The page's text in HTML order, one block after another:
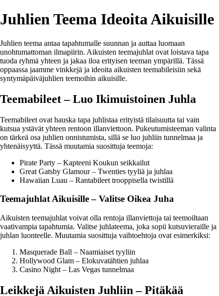
Juhlien Teema Ideoita Aikuisille
Juhlien teema antaa tapahtumalle suunnan ja auttaa luomaan
unohtumattoman ilmapiirin. Aikuisten teemajuhlat ovat loistava tapa
tuoda ryhmä yhteen ja jakaa iloa erityisen teeman ympärillä. Tässä
oppaassa jaamme vinkkejä ja ideoita aikuisten teemabileisiin sekä
syntymäpäiväjuhlien teemoihin aikuisille.
Teemabileet – Luo Ikimuistoinen Juhla
Teemabileet ovat hauska tapa juhlistaa erityistä tilaisuutta tai vain
kutsua ystävät yhteen rentoon illanviettoon. Pukeutumisteeman valinta
on tärkeä osa juhlien onnistumista, sillä se luo juhliin tunnelmaa ja
yhtenäisyyttä. Tässä muutamia suosittuja teemoja:
Pirate Party – Kapteeni Koukun seikkailut
Great Gatsby Glamour – Twenties tyyliä ja juhlaa
Hawaiian Luau – Rantabileet trooppisella twistillä
Teemajuhlat Aikuisille – Valitse Oikea Juha
Aikuisten teemajuhlat voivat olla rentoja illanviettoja tai teemoiltaan
vaativampia tapahtumia. Valitse juhlateema, joka sopii kutsuvieraille ja
juhlan luonteelle. Muutamia suosittuja vaihtoehtoja ovat esimerkiksi:
Masquerade Ball – Naamiaiset tyyliin
Hollywood Glam – Elokuvatähtien juhlaa
Casino Night – Las Vegas tunnelmaa
Leikkejä Aikuisten Juhliin – Pitäkää